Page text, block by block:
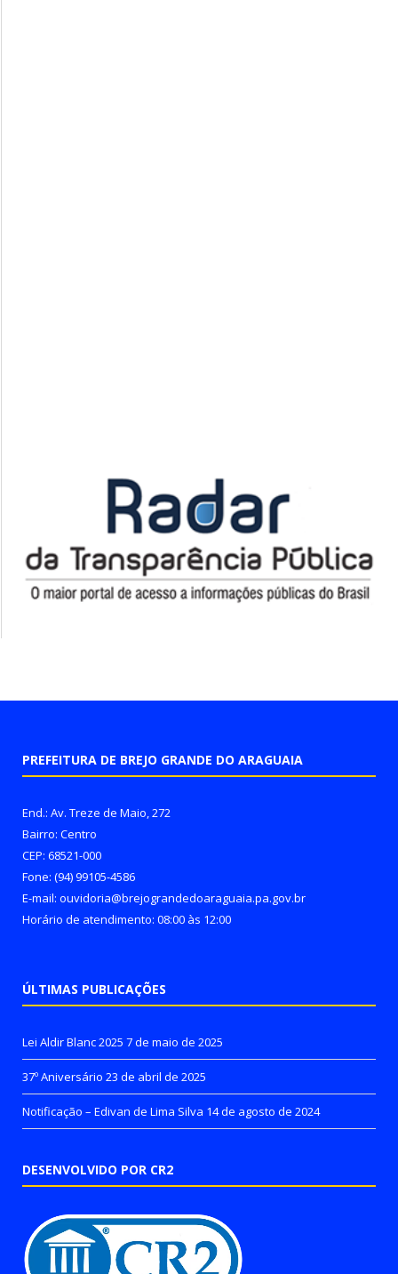
PREFEITURA DE BREJO GRANDE DO ARAGUAIA
End.: Av. Treze de Maio, 272
Bairro: Centro
CEP: 68521-000
Fone: (94) 99105-4586
E-mail: ouvidoria@brejograndedoaraguaia.pa.gov.br
Horário de atendimento: 08:00 às 12:00
ÚLTIMAS PUBLICAÇÕES
Lei Aldir Blanc 2025 7 de maio de 2025
37º Aniversário 23 de abril de 2025
Notificação – Edivan de Lima Silva 14 de agosto de 2024
DESENVOLVIDO POR CR2